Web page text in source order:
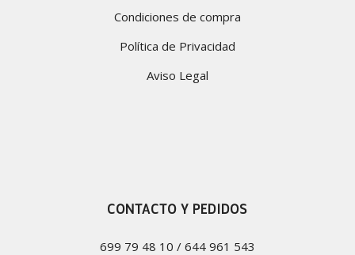
Condiciones de compra
Política de Privacidad
Aviso Legal
CONTACTO Y PEDIDOS
699 79 48 10 / 644 961 543